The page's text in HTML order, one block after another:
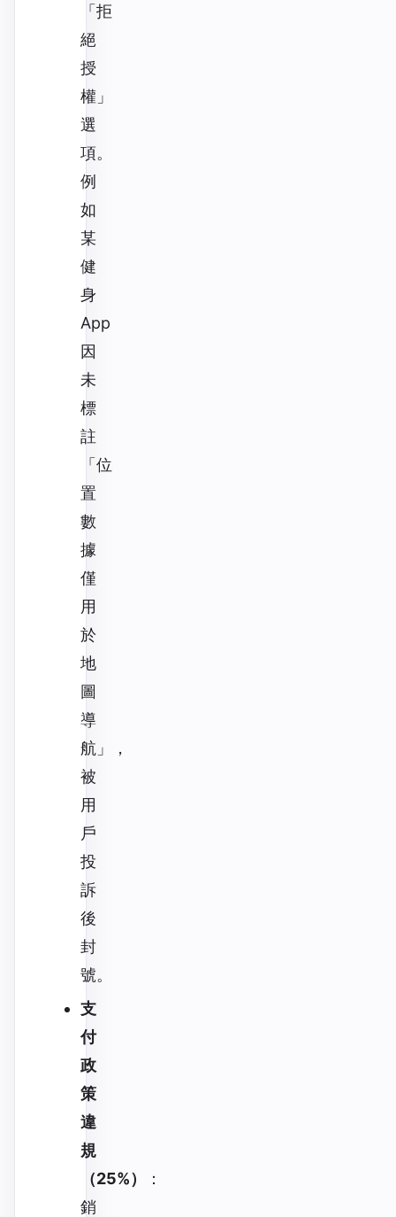
「拒
絕
授
權」
選
項。
例
如
某
健
身
App
因
未
標
註
「位
置
數
據
僅
用
於
地
圖
導
航」，
被
用
戶
投
訴
後
封
號。
支
付
政
策
違
規
（25%）
：
銷